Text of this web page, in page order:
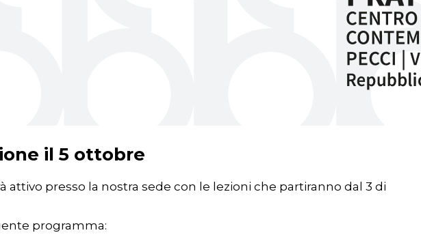
il 5 ottobre
attivo presso la nostra sede con le lezioni che partiranno dal 3 di
programma: